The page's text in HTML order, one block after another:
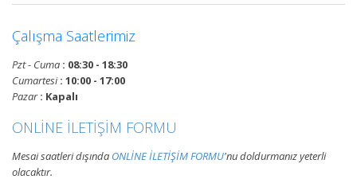
yangın alarm kontrol paneli
projelendirme, montaj ve
Çalışma Saatlerimiz
Pzt - Cuma : 08:30 - 18:30
Cumartesi: 10:00 - 17:00
Pazar: Kapalı
ONLİNE İLETİŞİM FORMU
Mesai saatleri dışında ONLİNE İLETİŞİM FORMU'nu doldurmanız yeterli
olacaktır.